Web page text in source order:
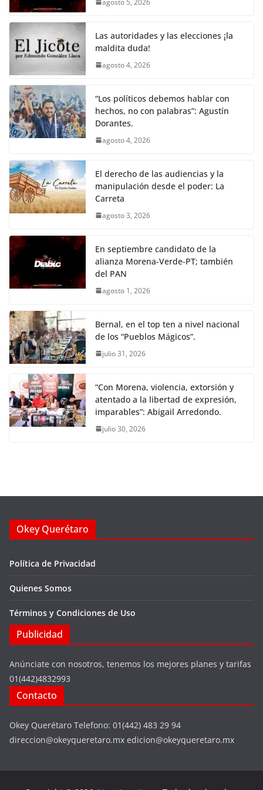
o
o
k
p k
Las autoridades y las elecciones ¡la
maldita duda!
agosto 4, 2026
“Los políticos debemos hablar con
hechos, no con palabras”: Agustín
Dorantes.
agosto 4, 2026
El derecho de las audiencias y la
manipulación desde el poder: La
Carreta
agosto 3, 2026
En septiembre candidato de la
alianza Morena-Verde-PT; también
del PAN
agosto 1, 2026
Bernal, en el top ten a nivel nacional
de los “Pueblos Mágicos”.
julio 31, 2026
“Con Morena, violencia, extorsión y
atentado a la libertad de expresión,
imparables”: Abigail Arredondo.
julio 30, 2026
Okey Querétaro
Política de Privacidad
Quienes Somos
Términos y Condiciones de Uso
Publicidad
Anúnciate con nosotros, tenemos los mejores planes y tarifas
01(442)4832993
Contacto
Okey Querétaro Telefono: 01(442) 483 29 94
direccion@okeyqueretaro.mx edicion@okeyqueretaro.mx